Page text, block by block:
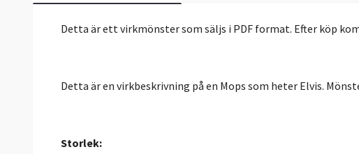
Detta är ett virkmönster som säljs i PDF format. Efter köp
Detta är en virkbeskrivning på en Mops som heter Elvis.
Storlek: